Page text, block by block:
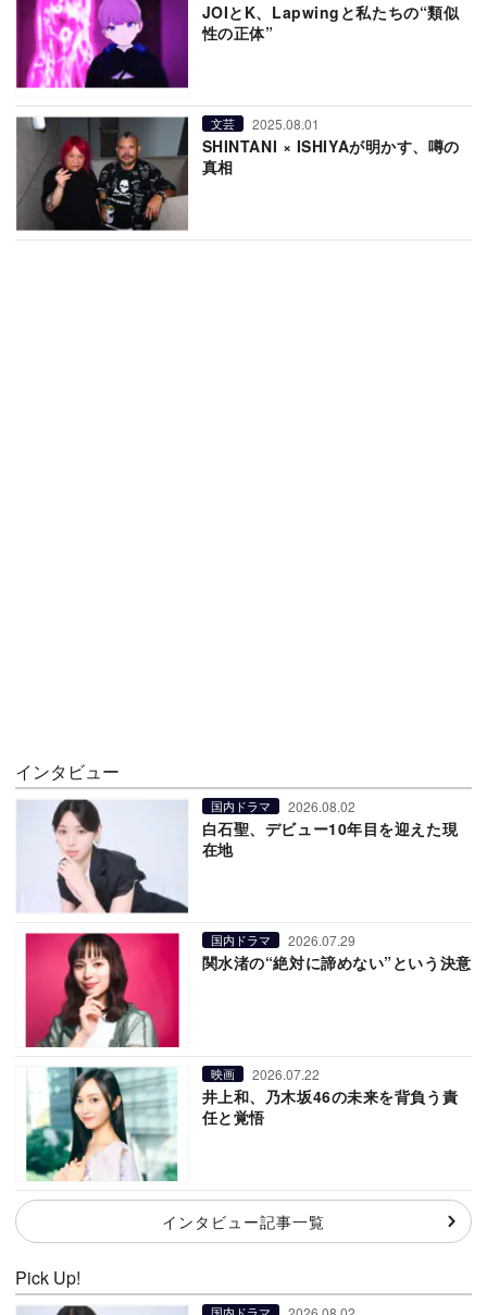
JOIとK、Lapwingと私たちの“類似
性の正体”
文芸 2025.08.01
SHINTANI × ISHIYAが明かす、噂の
真相
インタビュー
国内ドラマ 2026.08.02
白石聖、デビュー10年目を迎えた現
在地
国内ドラマ 2026.07.29
関水渚の“絶対に諦めない”という決意
映画 2026.07.22
井上和、乃木坂46の未来を背負う責
任と覚悟
インタビュー記事一覧
Pick Up!